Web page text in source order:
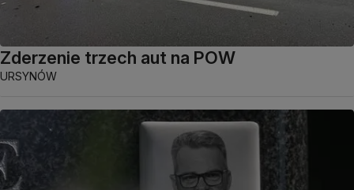
Zderzenie trzech aut na POW
URSYNÓW